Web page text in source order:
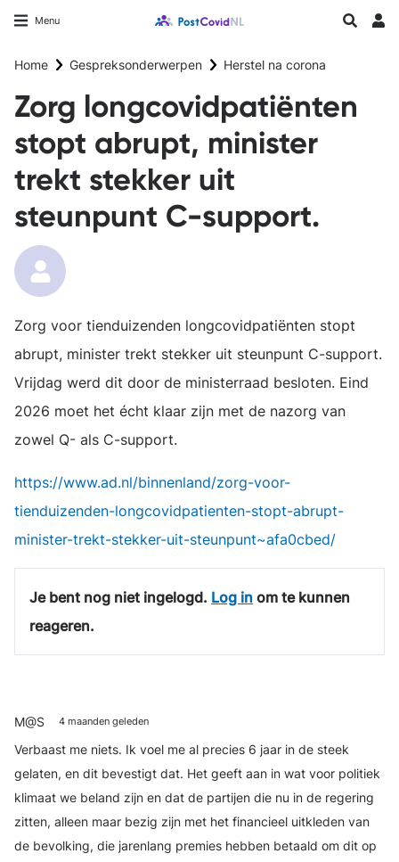
gaan
Menu Longfonds homepageZoeken
Home Gespreksonderwerpen Herstel na corona
Zorg longcovidpatiënten
stopt abrupt, minister
trekt stekker uit
steunpunt C-support.
Zorg voor tienduizenden longcovidpatiënten stopt
abrupt, minister trekt stekker uit steunpunt C-support.
Vrijdag werd dit door de ministerraad besloten. Eind
2026 moet het écht klaar zijn met de nazorg van
zowel Q- als C-support.
https://www.ad.nl/binnenland/zorg-voor-
tienduizenden-longcovidpatienten-stopt-abrupt-
minister-trekt-stekker-uit-steunpunt~afa0cbed/
Je bent nog niet ingelogd. Log in om te kunnen
reageren.
M@S 4 maanden geleden
Verbaast me niets. Ik voel me al precies 6 jaar in de steek
gelaten, en dit bevestigt dat. Het geeft aan in wat voor politiek
klimaat we beland zijn en dat de partijen die nu in de regering
zitten, alleen maar bezig zijn met het financieel uitkleden van
de bevolking, die jarenlang premies hebben betaald om dit op